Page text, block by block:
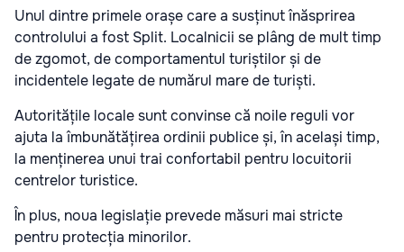
Unul dintre primele orașe care a susținut înăsprirea
controlului a fost Split. Localnicii se plâng de mult timp
de zgomot, de comportamentul turiștilor și de
incidentele legate de numărul mare de turiști.
Autoritățile locale sunt convinse că noile reguli vor
ajuta la îmbunătățirea ordinii publice și, în același timp,
la menținerea unui trai confortabil pentru locuitorii
centrelor turistice.
În plus, noua legislație prevede măsuri mai stricte
pentru protecția minorilor.